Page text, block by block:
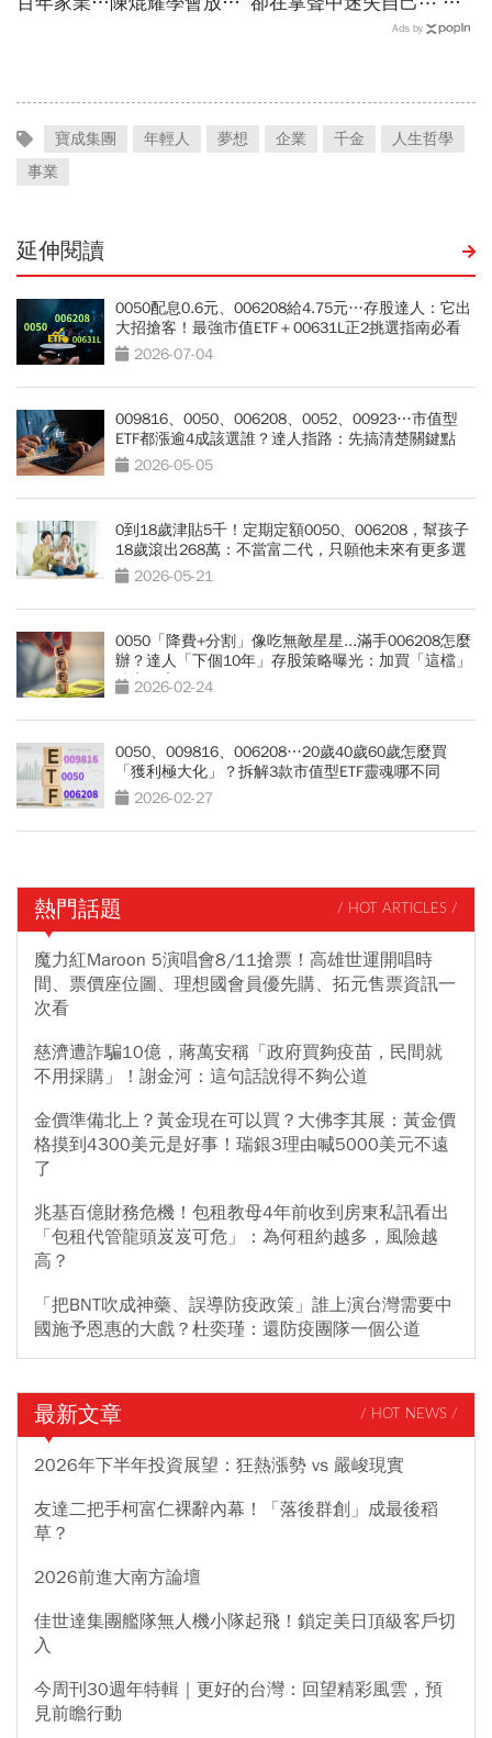
Ads by
寶成集團 年輕人 夢想 企業 千金
人生哲學
事業
延伸閱讀
0050配息0.6元、006208給4.75元…存股達人：它出
大招搶客！最強市值ETF＋00631L正2挑選指南必看
2026-07-04
009816、0050、006208、0052、00923…市值型
ETF都漲逾4成該選誰？達人指路：先搞清楚關鍵點
2026-05-05
0到18歲津貼5千！定期定額0050、006208，幫孩子
18歲滾出268萬：不當富二代，只願他未來有更多選
擇 2026-05-21
0050「降費+分割」像吃無敵星星...滿手006208怎麼
辦？達人「下個10年」存股策略曝光：加買「這檔」
勝率更高
2026-02-24
0050、009816、006208…20歲40歲60歲怎麼買
「獲利極大化」？拆解3款市值型ETF靈魂哪不同
2026-02-27
熱門話題 / HOT ARTICLES /
魔力紅Maroon 5演唱會8/11搶票！高雄世運開唱時
間、票價座位圖、理想國會員優先購、拓元售票資訊一
次看
慈濟遭詐騙10億，蔣萬安稱「政府買夠疫苗，民間就
不用採購」！謝金河：這句話說得不夠公道
金價準備北上？黃金現在可以買？大佛李其展：黃金價
格摸到4300美元是好事！瑞銀3理由喊5000美元不遠
了
兆基百億財務危機！包租教母4年前收到房東私訊看出
「包租代管龍頭岌岌可危」：為何租約越多，風險越
高？
「把BNT吹成神藥、誤導防疫政策」誰上演台灣需要中
國施予恩惠的大戲？杜奕瑾：還防疫團隊一個公道
最新文章 / HOT NEWS /
2026年下半年投資展望：狂熱漲勢 vs 嚴峻現實
友達二把手柯富仁裸辭內幕！「落後群創」成最後稻
草？
2026前進大南方論壇
佳世達集團艦隊無人機小隊起飛！鎖定美日頂級客戶切
入
今周刊30週年特輯｜更好的台灣：回望精彩風雲，預
見前瞻行動